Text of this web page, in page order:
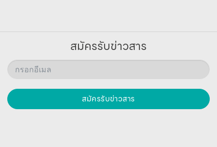
สมัครรับข่าวสาร
สมัครรับข่าวสาร